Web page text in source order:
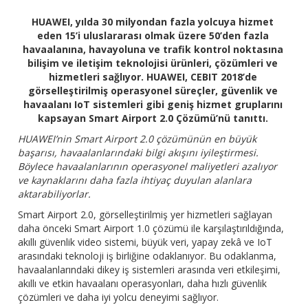
HUAWEI, yılda 30 milyondan fazla yolcuya hizmet
eden 15’i uluslararası olmak üzere 50’den fazla
havaalanına, havayoluna ve trafik kontrol noktasına
bilişim ve iletişim teknolojisi ürünleri, çözümleri ve
hizmetleri sağlıyor. HUAWEI, CEBIT 2018’de
görselleştirilmiş operasyonel süreçler, güvenlik ve
havaalanı IoT sistemleri gibi geniş hizmet gruplarını
kapsayan Smart Airport 2.0 Çözümü’nü tanıttı.
HUAWEI’nin Smart Airport 2.0 çözümünün en büyük
başarısı, havaalanlarındaki bilgi akışını iyileştirmesi.
Böylece havaalanlarının operasyonel maliyetleri azalıyor
ve kaynaklarını daha fazla ihtiyaç duyulan alanlara
aktarabiliyorlar.
Smart Airport 2.0, görselleştirilmiş yer hizmetleri sağlayan
daha önceki Smart Airport 1.0 çözümü ile karşılaştırıldığında,
akıllı güvenlik video sistemi, büyük veri, yapay zekâ ve IoT
arasındaki teknoloji iş birliğine odaklanıyor. Bu odaklanma,
havaalanlarındaki dikey iş sistemleri arasında veri etkileşimi,
akıllı ve etkin havaalanı operasyonları, daha hızlı güvenlik
çözümleri ve daha iyi yolcu deneyimi sağlıyor.